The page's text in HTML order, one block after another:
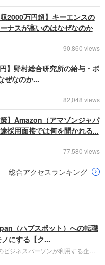
収2000万円超】キーエンスの
ナスが高いのはなぜなのか
90,860 views
】野村総合研究所の給与・ボ
ぜなのか...
82,048 views
策】Amazon（アマゾンジャパ
採用面接では何を聞かれる...
77,580 views
総合アクセスランキング
（ハブスポット）への転職
にする【ク...
ジネスパーソンが利用する企業